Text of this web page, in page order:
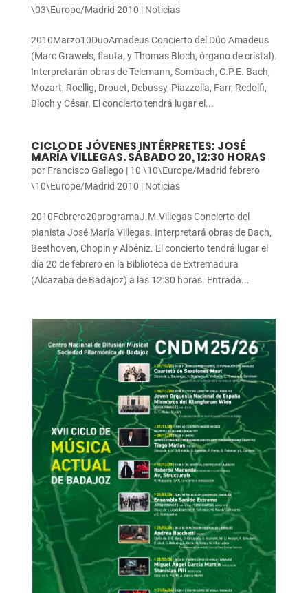
\03\Europe/Madrid 2010 | Noticias
2010Marzo10DuoAmadeus Concierto del Dúo Amadeus
(Marc Grawels, flauta, y Thomas Bloch, órgano de cristal).
Interpretarán obras de Telemann, Sombach, C.P.E. Bach,
Mozart, Roellig, Drouet, Debussy, Piazzolla, Farr, Redolfi,
Bloch y César. El concierto tendrá lugar el...
CICLO DE JÓVENES INTÉRPRETES: JOSÉ
MARÍA VILLEGAS. SÁBADO 20, 12:30 HORAS
por Francisco Gallego| 10 \10\Europe/Madrid febrero
\10\Europe/Madrid 2010 | Noticias
2010Febrero20programaJ.M.Villegas Concierto del
pianista José María Villegas. Interpretará obras de Bach,
Beethoven, Chopin y Albéniz. El concierto tendrá lugar el
día 20 de febrero en la Biblioteca de Extremadura
(Alcazaba de Badajoz) a las 12:30 horas. Entrada...